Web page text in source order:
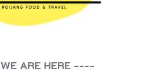
WE ARE HERE ----